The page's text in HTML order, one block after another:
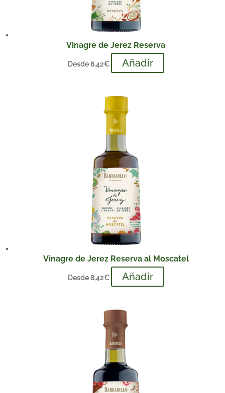
Vinagre de Jerez Reserva
Desde8,42€ Añadir
Vinagre de Jerez Reserva al Moscatel
Desde8,42€ Añadir